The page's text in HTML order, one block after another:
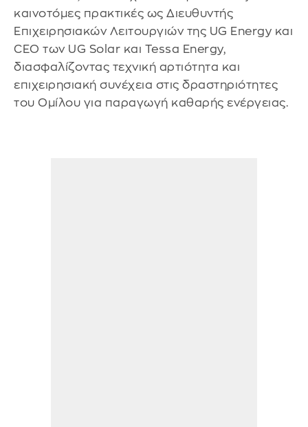
καινοτόμες πρακτικές ως Διευθυντής
Επιχειρησιακών Λειτουργιών της UG Energy και
CEO των UG Solar και Tessa Energy,
διασφαλίζοντας τεχνική αρτιότητα και
επιχειρησιακή συνέχεια στις δραστηριότητες
του Ομίλου για παραγωγή καθαρής ενέργειας.